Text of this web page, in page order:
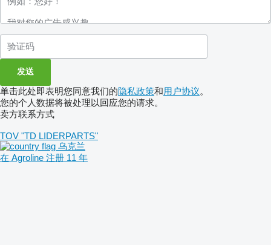
单击此处即表明您同意我们的隐私政策和用户协议。
您的个人数据将被处理以回应您的请求。
卖方联系方式
TOV "TD LIDERPARTS"
乌克兰
在 Agroline 注册 11 年